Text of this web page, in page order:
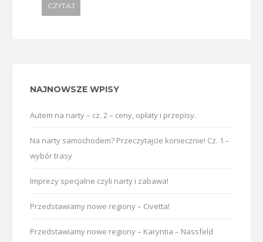
CZYTAJ
NAJNOWSZE WPISY
Autem na narty – cz. 2 – ceny, opłaty i przepisy.
Na narty samochodem? Przeczytajcie koniecznie! Cz. 1 –
wybór trasy
Imprezy specjalne czyli narty i zabawa!
Przedstawiamy nowe regiony – Civetta!
Przedstawiamy nowe regiony – Karyntia – Nassfeld